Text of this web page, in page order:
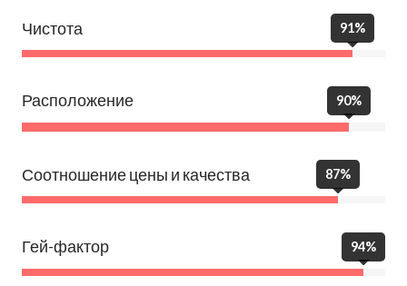
Чистота 91%
Расположение 90%
Соотношение цены и качества 87%
Гей-фактор 94%